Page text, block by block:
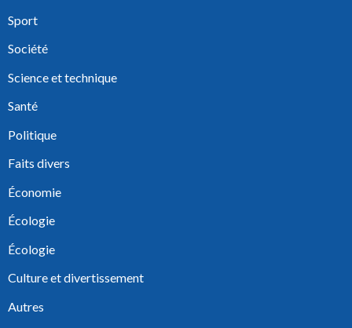
Sport
Société
Science et technique
Santé
Politique
Faits divers
Économie
Écologie
Écologie
Culture et divertissement
Autres